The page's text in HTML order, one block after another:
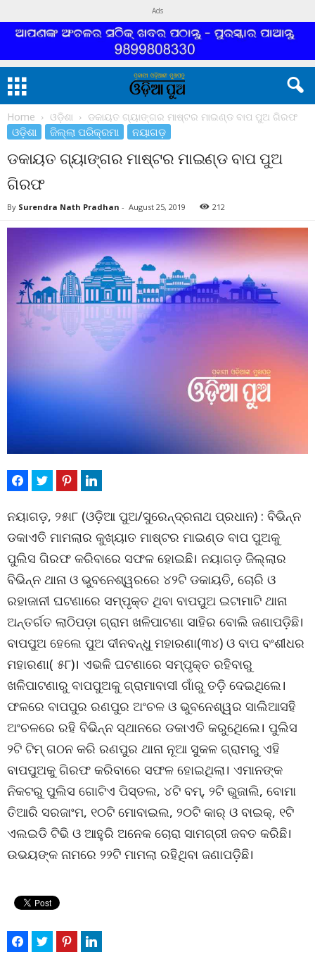
Ads
Home ଓଡ଼ିଶା ଡକାୟତ ଗ୍ୟାଙ୍ଗର ମାଷ୍ଟର ମାଇଣ୍ଡ ବାପ ପୁଅ ଗିରଫ
ଓଡ଼ିଶା ଜିଲ୍ଲା ପରିକ୍ରମା ନୟାଗଡ଼
ଡକାୟତ ଗ୍ୟାଙ୍ଗର ମାଷ୍ଟର ମାଇଣ୍ଡ ବାପ ପୁଅ
ଗିରଫ
By Surendra Nath Pradhan - August 25, 2019 212
ନୟାଗଡ଼, ୨୫ା୮ (ଓଡ଼ିଆ ପୁଅ/ସୁରେନ୍ଦ୍ରନାଥ ପ୍ରଧାନ) : ବିଭିନ୍ନ
ଡକାଏତି ମାମଲାର କୁଖ୍ୟାତ ମାଷ୍ଟର ମାଇଣ୍ଡ ବାପ ପୁଅକୁ
ପୁଲିସ ଗିରଫ କରିବାରେ ସଫଳ ହୋଇଛି। ନୟାଗଡ଼ ଜିଲ୍ଲାର
ବିଭିନ୍ନ ଥାନା ଓ ଭୁବନେଶ୍ୱରରେ ୪୨ଟି ଡକାୟତି, ଚୋରି ଓ
ରହାଜାନୀ ଘଟଣାରେ ସମ୍ପୃକ୍ତ ଥିବା ବାପପୁଅ ଇଟାମାଟି ଥାନା
ଅନ୍ତର୍ଗତ ଲାଠିପଡ଼ା ଗ୍ରାମ ଖଳିପାଟଣା ସାହିର ବୋଲି ଜଣାପଡ଼ିଛି।
ବାପପୁଅ ହେଲେ ପୁଅ ଦୀନବନ୍ଧୁ ମହାରଣା(୩୪) ଓ ବାପ ବଂଶୀଧର
ମହାରଣା( ୫୮)। ଏଭଳି ଘଟଣାରେ ସମ୍ପୃକ୍ତ ରହିବାରୁ
ଖଳିପାଟଣାରୁ ବାପପୁଅକୁ ଗ୍ରାମାବାସୀ ଗାଁରୁ ତଡ଼ି ଦେଇଥିଲେ।
ଫଳରେ ବାପପୁର ରଣପୁର ଅଂଚଳ ଓ ଭୁବନେଶ୍ୱର ସାଲିଆସହି
ଅଂଚଳରେ ରହି ବିଭିନ୍ନ ସ୍ଥାନରେ ଡକାଏତି କରୁଥିେଲେ। ପୁଲିସ
୨ଟି ଟିମ୍ ଗଠନ କରି ରଣପୁର ଥାନା ନୂଆ ସୁକଳ ଗ୍ରାମରୁ ଏହି
ବାପପୁଅକୁ ଗିରଫ କରିବାରେ ସଫଳ ହୋଇଥିଲା। ଏମାନଙ୍କ
ନିକଟରୁ ପୁଲିସ ଗୋଟିଏ ପିସ୍ତଲ, ୪ଟି ବମ୍, ୨ଟି ଭୁଜାଲି, ବୋମା
ତିଆରି ସରଜାଂମ, ୧୦ଟି ମୋବାଇଲ, ୨୦ଟି କାର୍ ଓ ବାଇକ୍, ୧ଟି
ଏଲଇଡି ଟିଭି ଓ ଆହୁରି ଅନେକ ଚୋରା ସାମଗ୍ରୀ ଜବତ କରିଛି।
ଉଭୟଙ୍କ ନାମରେ ୨୨ଟି ମାମଲା ରହିଥିବା ଜଣାପଡ଼ିଛି।